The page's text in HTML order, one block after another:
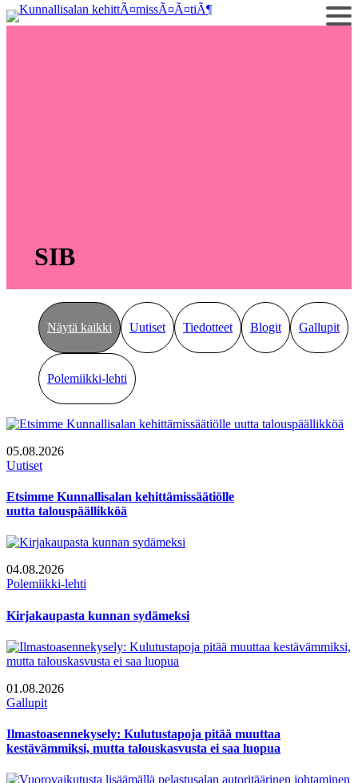
Siirry
sisältöön
SIB
Näytä kaikki Uutiset Tiedotteet Blogit Gallupit
Polemiikki-lehti
05.08.2026
Uutiset
Etsimme Kunnallisalan kehittämissäätiölle
uutta talouspäällikköä
04.08.2026
Polemiikki-lehti
Kirjakaupasta kunnan sydämeksi
01.08.2026
Gallupit
Ilmastoasennekysely: Kulutustapoja pitää muuttaa
kestävämmiksi, mutta talouskasvusta ei saa luopua